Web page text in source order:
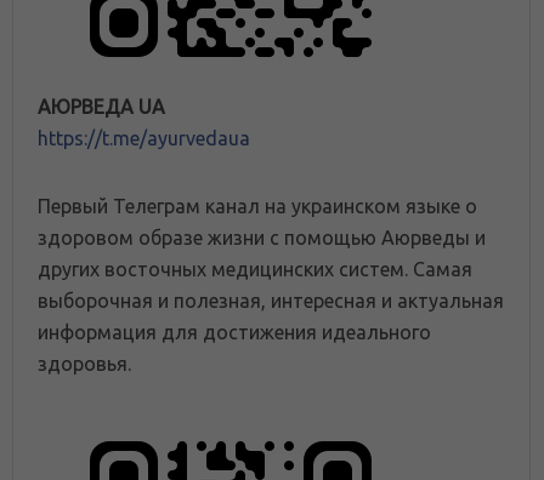
АЮРВЕДА UA
https://t.me/ayurvedaua
Первый Телеграм канал на украинском языке о
здоровом образе жизни с помощью Аюрведы и
других восточных медицинских систем. Самая
выборочная и полезная, интересная и актуальная
информация для достижения идеального
здоровья.